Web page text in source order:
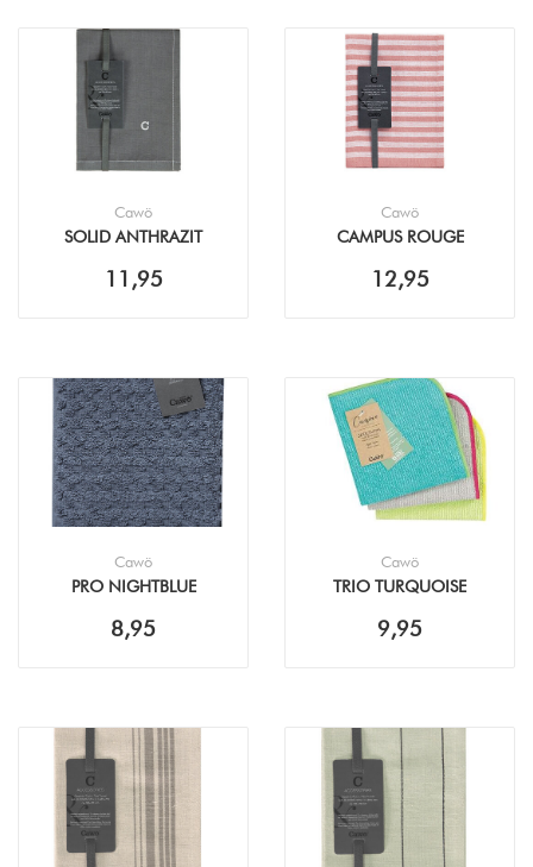
Cawö
SOLID ANTHRAZIT
11,95
Cawö
CAMPUS ROUGE
12,95
Cawö
PRO NIGHTBLUE
8,95
Cawö
TRIO TURQUOISE
(30X30CM - 3PACK)
9,95